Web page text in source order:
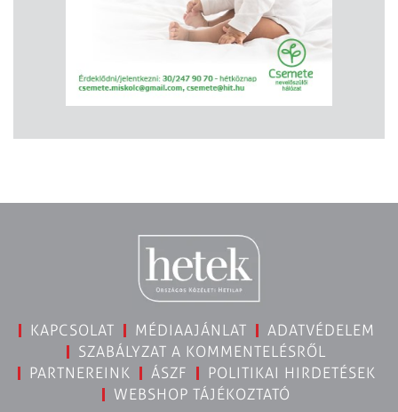
KAPCSOLAT MÉDIAAJÁNLAT
ADATVÉDELEM
SZABÁLYZAT A KOMMENTELÉSRŐL
PARTNEREINK
ÁSZF
POLITIKAI HIRDETÉSEK
WEBSHOP TÁJÉKOZTATÓ